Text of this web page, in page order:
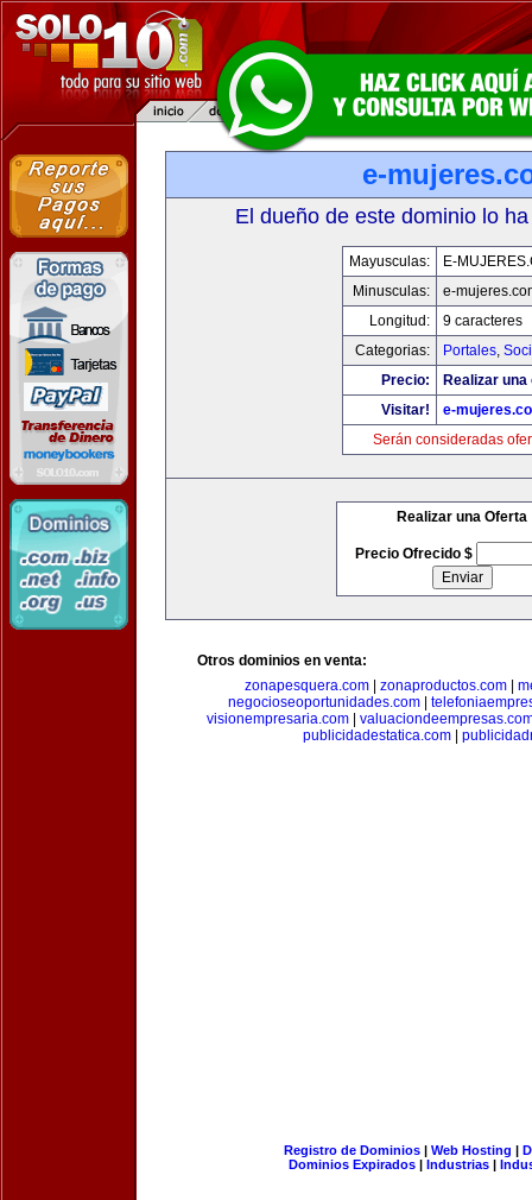
e-
El dueño de este dominio lo
Mayusculas:
E-
Minusculas:
e-
Longitud:
9 caracteres
Categorias:
Portales,
Precio:
Realizar
Visitar!
e-
Serán consideradas
Realizar una Oferta
Precio Ofrecido $
Otros dominios en venta:
zonapesquera.com| zonaproductos.com|
negocioseoportunidades.com
visionempresaria.com
publicidadestatica.com
Registro de Dominios| Web Hosting |
Dominios Expirados | Industrias |